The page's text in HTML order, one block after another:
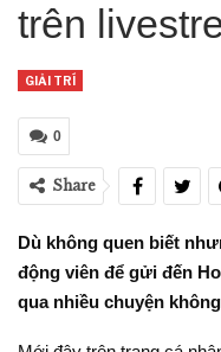
trên
GIẢI TRÍ
0
Share
Dù không quen biết
động viên để gửi đến
qua nhiều chuyện